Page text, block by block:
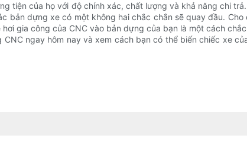
tiện của họ với độ chính xác, chất lượng và khả năng chi
dựng xe có một không hai chắc chắn sẽ quay đầu. Cho
gia công của CNC vào bản dựng của bạn là một cách
ngay hôm nay và xem cách bạn có thể biến chiếc xe